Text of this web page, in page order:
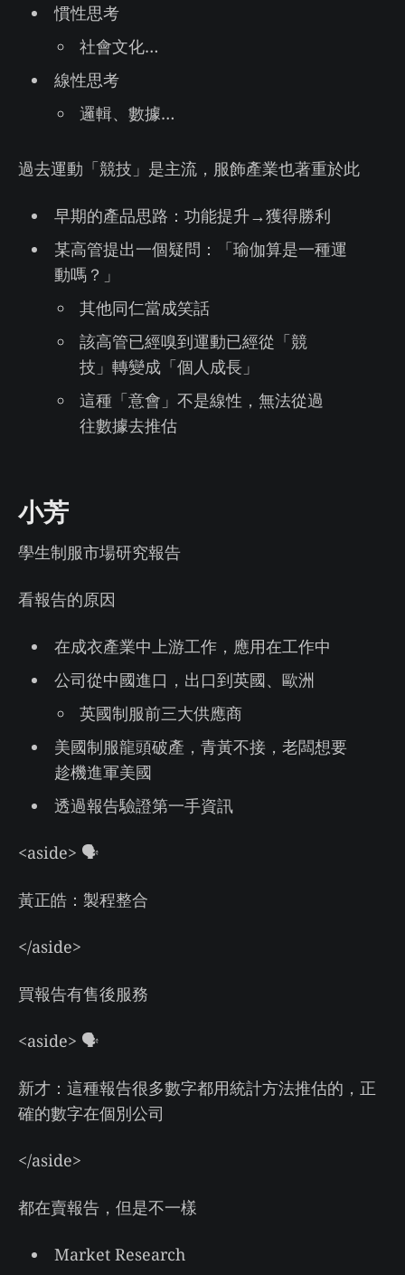
慣性思考
社會文化…
線性思考
邏輯、數據…
過去運動「競技」是主流，服飾產業也著重於此
早期的產品思路：功能提升→獲得勝利
某高管提出一個疑問：「瑜伽算是一種運
動嗎？」
其他同仁當成笑話
該高管已經嗅到運動已經從「競
技」轉變成「個人成長」
這種「意會」不是線性，無法從過
往數據去推估
小芳
學生制服市場研究報告
看報告的原因
在成衣產業中上游工作，應用在工作中
公司從中國進口，出口到英國、歐洲
英國制服前三大供應商
美國制服龍頭破產，青黃不接，老闆想要
趁機進軍美國
透過報告驗證第一手資訊
<aside> 🗣
黃正皓：製程整合
</aside>
買報告有售後服務
<aside> 🗣
新才：這種報告很多數字都用統計方法推估的，正
確的數字在個別公司
</aside>
都在賣報告，但是不一樣
Market Research